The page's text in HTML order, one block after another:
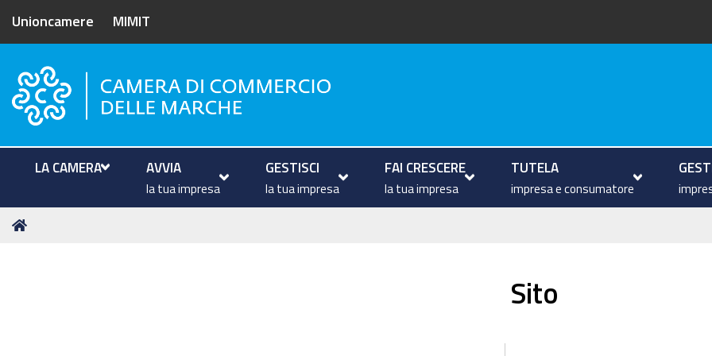
Unioncamere MIMIT
Camera di Commercio delle Marche
LA CAMERA AVVIA
la tua impresa
GESTISCI
la tua impresa
FAI CRESCERE
la tua impresa
TUTELA
impresa e consumatore
Tu
Sito